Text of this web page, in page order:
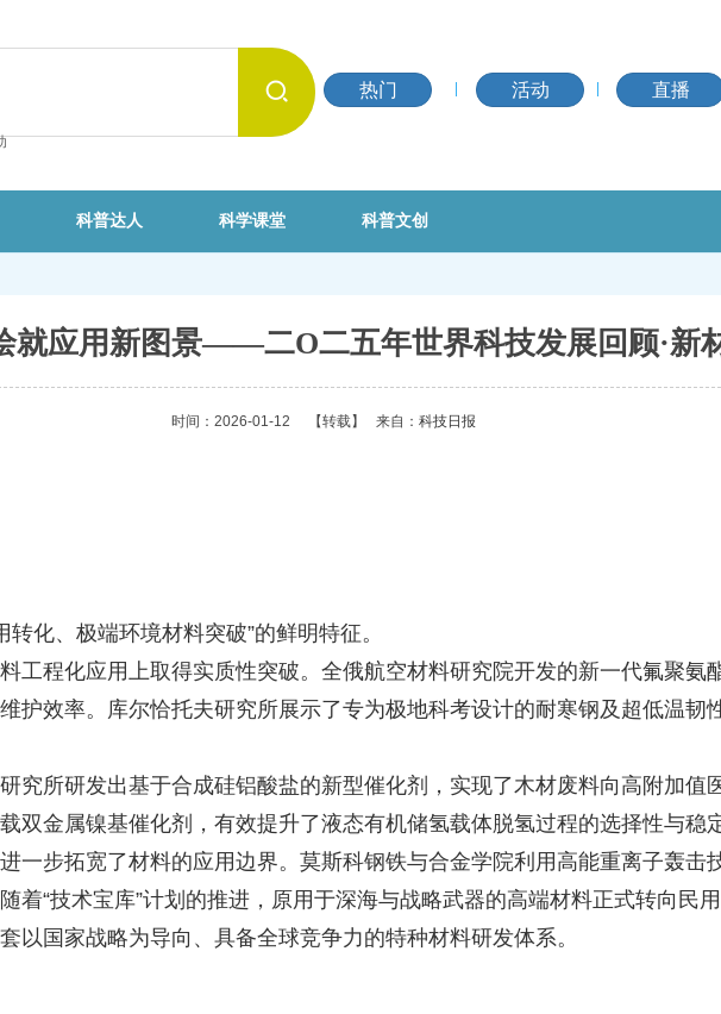
热门 活动 直播
科普达人 科学课堂 科普文创
就应用新图景​——二O二五年世界科技发展回顾·新
时间：2026-01-12 【转载】 来自： 科技日报
化、极端环境材料突破”的鲜明特征。
工程化应用上取得实质性突破。全俄航空材料研究院开发的新一代氟聚
护效率。库尔恰托夫研究所展示了专为极地科考设计的耐寒钢及超低温
究所研发出基于合成硅铝酸盐的新型催化剂，实现了木材废料向高附加
金属镍基催化剂，有效提升了液态有机储氢载体脱氢过程的选择性与稳
一步拓宽了材料的应用边界。莫斯科钢铁与合金学院利用高能重离子轰击
着“技术宝库”计划的推进，原用于深海与战略武器的高端材料正式转向民
国家战略为导向、具备全球竞争力的特种材料研发体系。